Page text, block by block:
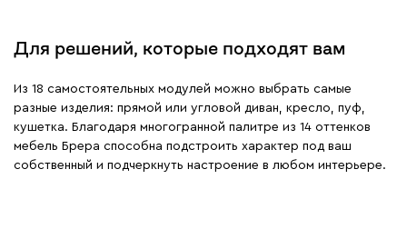
Для решений, которые подходят вам
Из 18 самостоятельных модулей можно выбрать самые
разные изделия: прямой или угловой диван, кресло, пуф,
кушетка. Благодаря многогранной палитре из 14 оттенков
мебель Брера способна подстроить характер под ваш
собственный и подчеркнуть настроение в любом интерьере.